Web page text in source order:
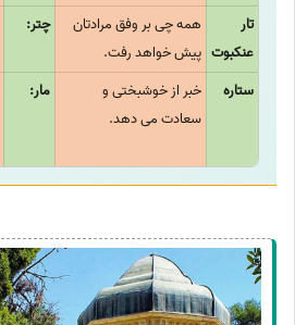
تار
عنکبوت
همه چی بر وفق مرادتان
پیش خواهد رفت.
چتر:
ستاره
خبر از خوشبختی و
سعادت می دهد.
مار: